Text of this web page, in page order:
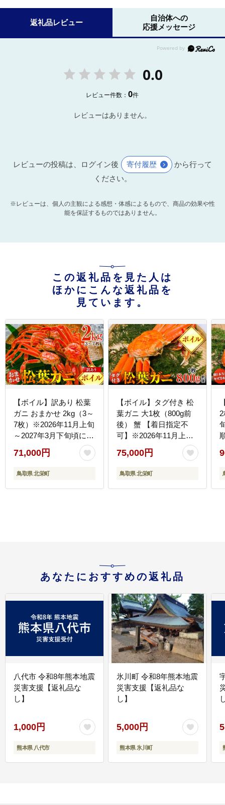
返礼品レビュー
自治体への
応援メッセージ
0.0
レビュー件数：0件
レビューはありません。
レビューの投稿は、ログイン後 寄付履歴
から行って
ください。
※レビューは、個人の主観による感想・体感によるもので、商品の効果や性
能を保証するものではありません。
この返礼品を見た人は
ほかにこんな返礼品を
見ています。
【ボイル】訳あり 松葉
ガニ おまかせ 2kg（3～
7枚）※2026年11月上旬
～2027年3月下旬頃に順
次発送予定 蟹 ※着日指
定不可
71,000円
鳥取県 北栄町
【ボイル】タグ付き 松
葉ガニ 大1枚（800g前
後） 蟹 【着日指定不
可】※2026年11月上旬
～2027年3月下旬頃に順
次発送予定
75,000円
鳥取県 北栄町
あなたにおすすめの返礼品
八代市 令和8年熊本地震
災害支援【返礼品な
し】
1,000円
熊本県 八代市
氷川町 令和8年熊本地震
災害支援【返礼品な
し】
5,000円
熊本県 氷川町